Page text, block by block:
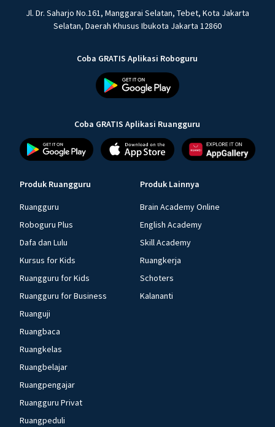
Jl. Dr. Saharjo No.161, Manggarai Selatan, Tebet, Kota Jakarta
Selatan, Daerah Khusus Ibukota Jakarta 12860
Coba GRATIS Aplikasi Roboguru
Coba GRATIS Aplikasi Ruangguru
Produk Ruangguru
Ruangguru
Roboguru Plus
Dafa dan Lulu
Kursus for Kids
Ruangguru for Kids
Ruangguru for Business
Ruanguji
Ruangbaca
Ruangkelas
Ruangbelajar
Ruangpengajar
Ruangguru Privat
Ruangpeduli
Produk Lainnya
Brain Academy Online
English Academy
Skill Academy
Ruangkerja
Schoters
Kalananti